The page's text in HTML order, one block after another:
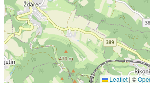
Leaflet | ©